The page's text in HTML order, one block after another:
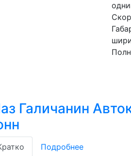
Галичанин
Подробнее